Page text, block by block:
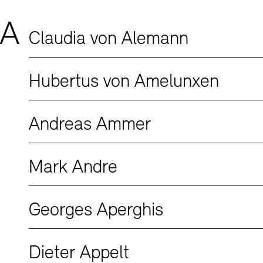
Buchläden
Vermittlungsprogramm
Preise,
JUNGE
schau
Vermietung
Museen
Mitglieder
A Claudia von Alemann
Hubertus von Amelunxen
Andreas Ammer
Mark Andre
Georges Aperghis
Dieter Appelt